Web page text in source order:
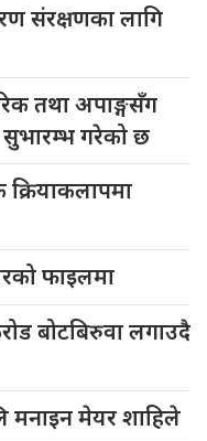
संरक्षणका लागि
तथा अपाङ्गसँग
सुभारम्भ गरेको छ
फाइलमा
बोटबिरुवा लगाउदै
मेयर शाहिले